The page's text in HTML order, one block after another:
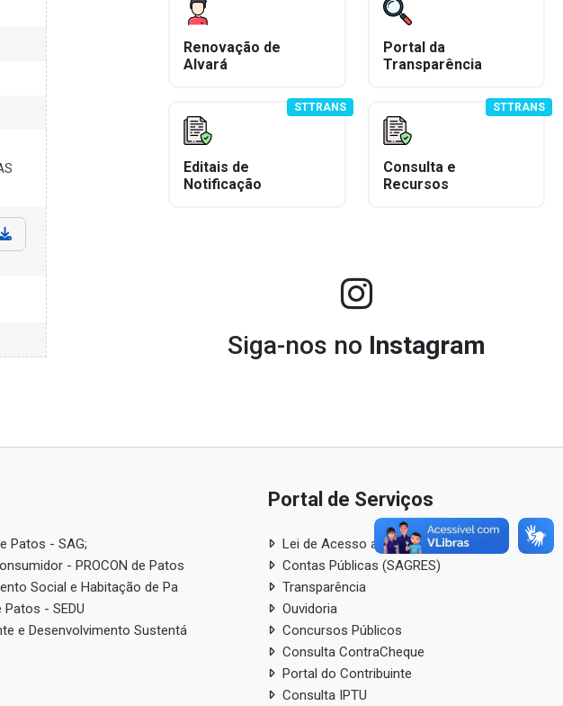
Renovação de
Alvará
Portal da
Transparência
Editais de
Notificação
STTRANS
Consulta e
Recursos
STTRANS
Siga-nos no Instagram
Patos - SAG;
- PROCON de Patos
Social e Habitação de Pa
- SEDU
e Desenvolvimento Sustentá
Portal de Serviços
Lei de Acesso a Informação
Contas Públicas (SAGRES)
Transparência
Ouvidoria
Concursos Públicos
Consulta ContraCheque
Portal do Contribuinte
Consulta IPTU